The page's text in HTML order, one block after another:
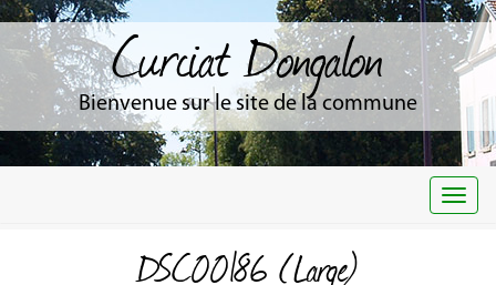
Curciat Dongalon
Bienvenue sur le site de la commune
DSC00186 (Large)